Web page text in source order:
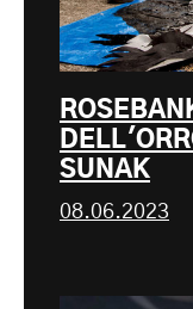
SUNAK
08.06.2023